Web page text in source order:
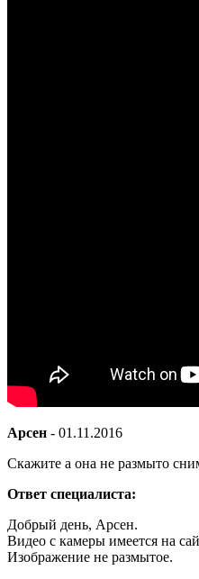
Арсен - 01.11.2016
Скажите а она не размыто
Ответ специалиста:
Добрый день, Арсен.
Видео с камеры имеется на
Изображение не размытое.